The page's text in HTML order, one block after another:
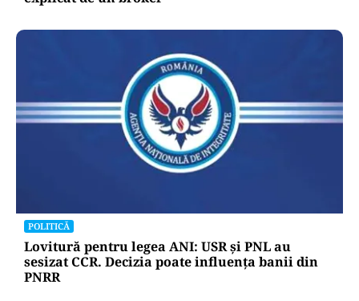
POLITICĂ
Lovitură pentru legea ANI: USR și PNL au
sesizat CCR. Decizia poate influența banii din
PNRR